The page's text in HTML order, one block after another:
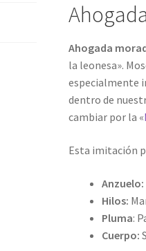
Ahogada
la leonesa».
especialmente
dentro de
cambiar por la «
Esta imitación
Anzuelo:
Hilos:
Pluma:
Cuerpo: